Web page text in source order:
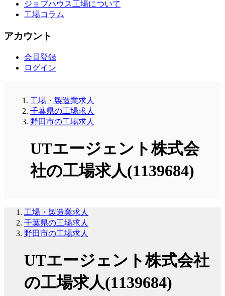
ジョブハウス工場について
工場コラム
アカウント
会員登録
ログイン
工場・製造業求人
千葉県の工場求人
野田市の工場求人
UTエージェント株式会
社の工場求人(1139684)
工場・製造業求人
千葉県の工場求人
野田市の工場求人
UTエージェント株式会社
の工場求人(1139684)